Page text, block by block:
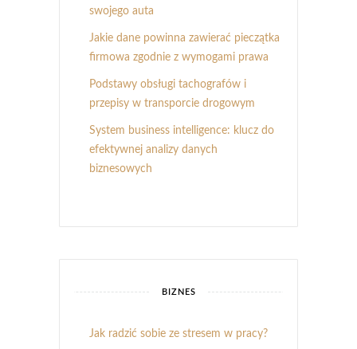
swojego auta
Jakie dane powinna zawierać pieczątka
firmowa zgodnie z wymogami prawa
Podstawy obsługi tachografów i
przepisy w transporcie drogowym
System business intelligence: klucz do
efektywnej analizy danych
biznesowych
BIZNES
Jak radzić sobie ze stresem w pracy?